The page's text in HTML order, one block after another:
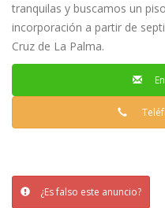
tranquilas y buscamos un
incorporación a partir de
Cruz de La Palma.
¿Es falso este anuncio?